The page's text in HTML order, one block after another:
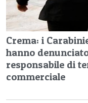
Crema: i
hanno
responsabile di
commerciale